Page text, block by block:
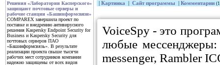
Решения «Лаборатории Касперского»
защищают почтовые серверы и
рабочие станции «Башинформсвязи»
COMPAREX завершила проект по
поставке и внедрению антивирусного
решения Kaspersky Endpoint Security for
Business и Kaspersky Security для
почтовых серверов ПАО
«Башинформсвязь». В результате
реализации проекта свыше тысячи
рабочих мест сотрудников компании
надежно защищены от всех видов
Картинка Сайт программы Комментарии
VoiceSpy - это
любые
messenger, Rambler